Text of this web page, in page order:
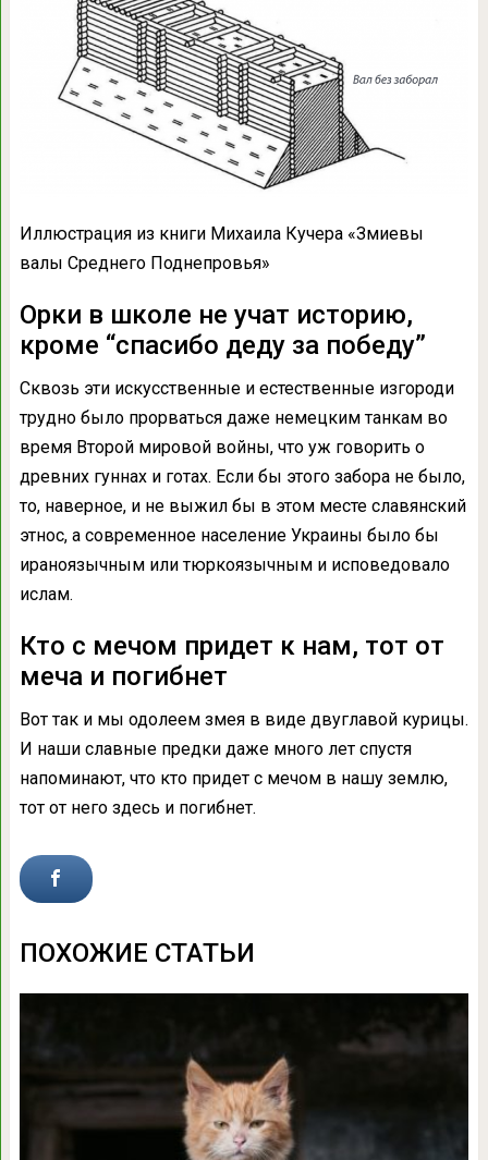
Иллюстрация из книги Михаила Кучера «Змиевы
валы Среднего Поднепровья»
Орки в школе не учат историю,
кроме “спасибо деду за победу”
Сквозь эти искусственные и естественные изгороди
трудно было прорваться даже немецким танкам во
время Второй мировой войны, что уж говорить о
древних гуннах и готах. Если бы этого забора не было,
то, наверное, и не выжил бы в этом месте славянский
этнос, а современное население Украины было бы
ираноязычным или тюркоязычным и исповедовало
ислам.
Кто с мечом придет к нам, тот от
меча и погибнет
Вот так и мы одолеем змея в виде двуглавой курицы.
И наши славные предки даже много лет спустя
напоминают, что кто придет с мечом в нашу землю,
тот от него здесь и погибнет.
ПОХОЖИЕ СТАТЬИ